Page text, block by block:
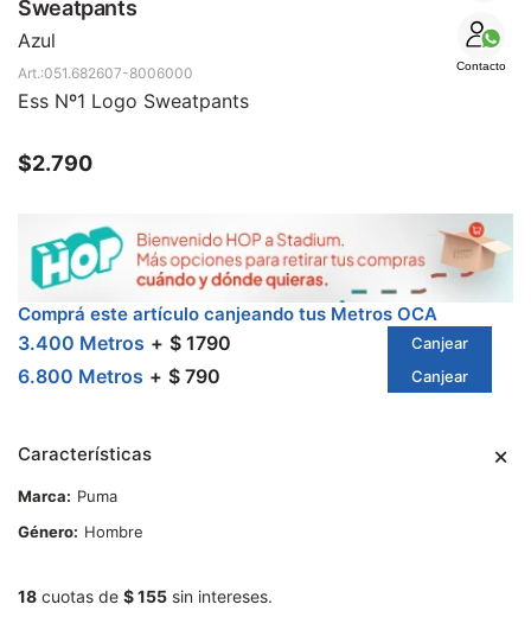
Sweatpants
Azul
Contacto
051.682607-8006000
Ess Nº1 Logo Sweatpants
$2.790
Comprá este artículo canjeando tus Metros OCA
3.400 Metros $ 1790 Canjear
6.800 Metros $ 790 Canjear
Características
Marca
Puma
Género
Hombre
18 cuotas de $ 155 sin intereses.